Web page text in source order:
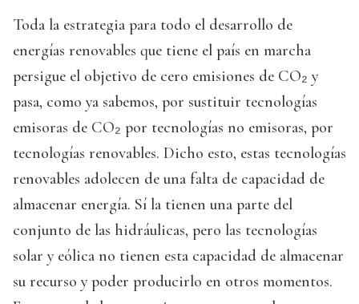
Toda la estrategia para todo el desarrollo de
energías renovables que tiene el país en marcha
persigue el objetivo de cero emisiones de CO₂ y
pasa, como ya sabemos, por sustituir tecnologías
emisoras de CO₂ por tecnologías no emisoras, por
tecnologías renovables. Dicho esto, estas tecnologías
renovables adolecen de una falta de capacidad de
almacenar energía. Sí la tienen una parte del
conjunto de las hidráulicas, pero las tecnologías
solar y eólica no tienen esta capacidad de almacenar
su recurso y poder producirlo en otros momentos.